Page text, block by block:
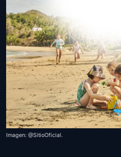
Imagen: @SitioOficial.